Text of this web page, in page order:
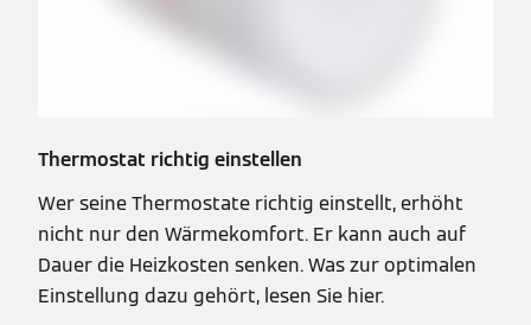
Thermostat richtig einstellen
Wer seine Thermostate richtig einstellt, erhöht
nicht nur den Wärmekomfort. Er kann auch auf
Dauer die Heizkosten senken. Was zur optimalen
Einstellung dazu gehört, lesen Sie hier.